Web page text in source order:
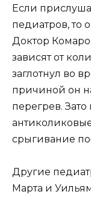
Если
педиатров, то
Доктор
зависят от
заглотнул во
причиной он
перегрев. Зато
срыгивание
Другие
Марта и